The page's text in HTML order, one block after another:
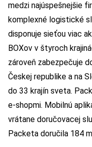
medzi najúspešnejšie
komplexné logistické
disponuje sieťou viac
BOXov v štyroch
zároveň zabezpečuje
Českej republike a na
do 33 krajín sveta.
e-shopmi. Mobilnú
vrátane doručovacej
Packeta doručila 184